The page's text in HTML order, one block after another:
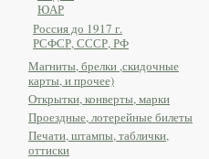
ЮАР
Россия до 1917 г.
РСФСР, СССР, РФ
Магниты, брелки ,скидочные
карты, и прочее)
Открытки, конверты, марки
Проездные, лотерейные билеты
Печати, штампы, таблички,
оттиски